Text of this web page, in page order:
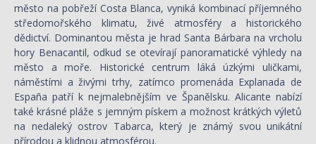
město na pobřeží Costa Blanca, vyniká kombinací příjemného
středomořského klimatu, živé atmosféry a historického
dědictví. Dominantou města je hrad Santa Bárbara na vrcholu
hory Benacantil, odkud se otevírají panoramatické výhledy na
město a moře. Historické centrum láká úzkými uličkami,
náměstími a živými trhy, zatímco promenáda Explanada de
España patří k nejmalebnějším ve Španělsku. Alicante nabízí
také krásné pláže s jemným pískem a možnost krátkých výletů
na nedaleký ostrov Tabarca, který je známý svou unikátní
přírodou a klidnou atmosférou.